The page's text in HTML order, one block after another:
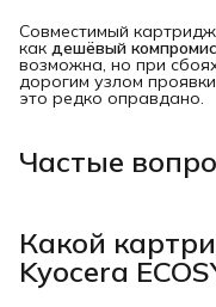
Совместимый
как дешёвый
возможна, но при
дорогим узлом
это редко оправдано.
Частые
Какой
Kyocera